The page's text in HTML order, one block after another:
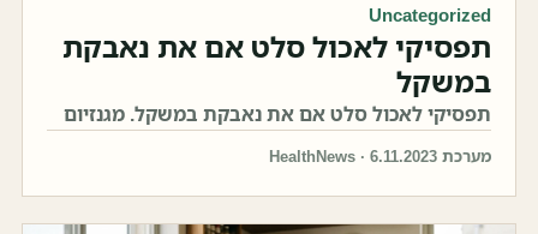
Uncategorized
תפסיקי לאכול סלט אם את נאבקת
במשקל
תפסיקי לאכול סלט אם את נאבקת במשקל. מגנזיום
מערכת HealthNews · 6.11.2023